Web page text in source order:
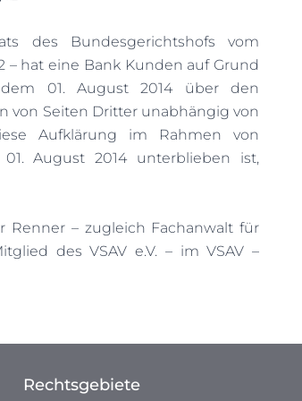
des Bundesgerichtshofs vom
– hat eine Bank Kunden auf Grund
dem 01. August 2014 über den
von Seiten Dritter unabhängig von
Aufklärung im Rahmen von
August 2014 unterblieben ist,
Renner – zugleich Fachanwalt für
des VSAV e.V. – im VSAV –
Rechtsgebiete